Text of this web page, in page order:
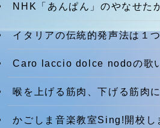
NHK「あんぱん」のやなせ
イタリアの伝統的発声法は１
Caro laccio dolce nodoの歌
喉を上げる筋肉、下げる筋肉
かごしま音楽教室Sing!開校し